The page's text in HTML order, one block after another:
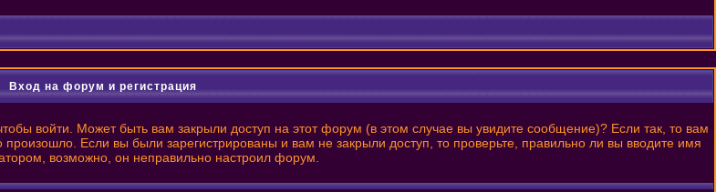
Вход на форум и регистрация
войти. Может быть вам закрыли доступ на этот форум (в этом случае вы увидите сообщение)? Если так, то вам
Если вы были зарегистрированы и вам не закрыли доступ, то проверьте, правильно ли вы вводите имя
возможно, он неправильно настроил форум.